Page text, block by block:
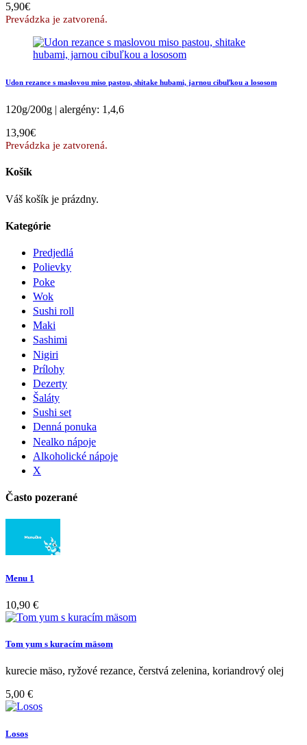
5,90€
Prevádzka je zatvorená.
Udon rezance s maslovou miso pastou, shitake hubami, jarnou cibuľkou a lososom
120g/200g | alergény: 1,4,6
13,90€
Prevádzka je zatvorená.
Košík
Váš košík je prázdny.
Kategórie
Predjedlá
Polievky
Poke
Wok
Sushi roll
Maki
Sashimi
Nigiri
Prílohy
Dezerty
Šaláty
Sushi set
Denná ponuka
Nealko nápoje
Alkoholické nápoje
X
Často pozerané
Menu 1
10,90 €
Tom yum s kuracím mäsom
kurecie mäso, ryžové rezance, čerstvá zelenina, koriandrový olej
5,00 €
Losos